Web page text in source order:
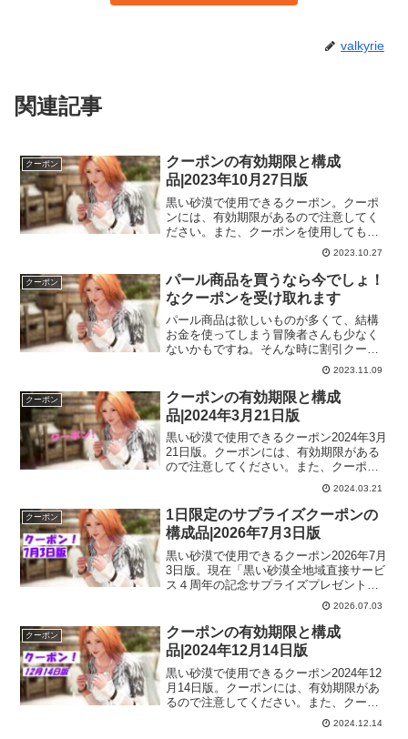
valkyrie
関連記事
クーポン
クーポンの有効期限と構成
品|2023年10月27日版
黒い砂漠で使用できるクーポン。クーポ
ンには、有効期限があるので注意してく
ださい。また、クーポンを使用しても、
ゲーム内に届いてからも期限のあるもの
があるので、ゲーム内に届いたら期限も
確認しておくといいですよー。
2023.10.27
クーポン
パール商品を買うなら今でしょ！
なクーポンを受け取れます
パール商品は欲しいものが多くて、結構
お金を使ってしまう冒険者さんも少なく
ないかもですね。そんな時に割引クーポ
ンなんてあったら素敵ですよね！という
ことで「割引きクーポン」が配布される
そうです。金土日の3日間限定のようなク
ーポンになってるので要チェックです。
2023.11.09
クーポン
クーポンの有効期限と構成
品|2024年3月21日版
黒い砂漠で使用できるクーポン2024年3月
21日版。クーポンには、有効期限がある
ので注意してください。また、クーポン
を使用しても、ゲーム内に届いてからも
期限のあるものがあるので、ゲーム内に
届いたら期限も確認しておくといいです
よー。
2024.03.21
クーポン
1日限定のサプライズクーポンの
構成品|2026年7月3日版
黒い砂漠で使用できるクーポン2026年7月
3日版。現在「黒い砂漠全地域直接サービ
ス４周年の記念サプライズプレゼントと
して毎日【１日限定】のクーポンが公開
されます。期間は7月8日まで毎日0時に公
開されるので忘れずにチェックしておき
ましょう！
2026.07.03
クーポン
クーポンの有効期限と構成
品|2024年12月14日版
黒い砂漠で使用できるクーポン2024年12
月14日版。クーポンには、有効期限があ
るので注意してください。また、クーポ
ンを使用しても、ゲーム内に届いてから
も期限のあるものがあるので、ゲーム内
2024.12.14